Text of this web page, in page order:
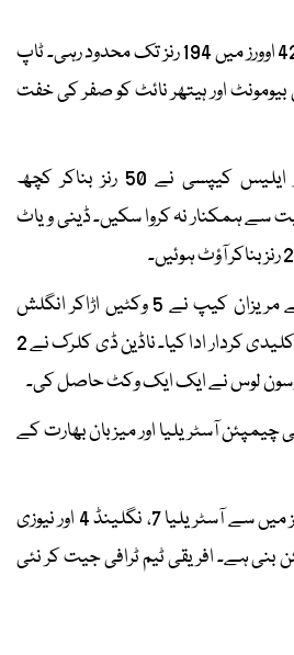
انگلینڈ کی جوابی اننگز 42.3 اوورز میں 194 رنز تک محدود رہی۔ ٹاپ
بیومونٹ اور ہیتھر نائٹ کو صفر کی خفت
نیٹ اسکویر برنٹ 64 اور ایلیس کیپسی نے 50 رنز بناکر کچھ
سے ہمکنار نہ کروا سکیں۔ ڈینی ویاٹ
جنوبی افریقا کی جانب سے مریزان کیپ نے 5 وکٹیں اڑاکر انگلش
بیٹنگ لائن کی تباہی میں کلیدی کردار ادا کیا۔ ناڈین ڈی کلرک نے 2
اور سون لوس نے ایک ایک وکٹ حاصل کی۔
چیمپئن آسٹریلیا اور میزبان بھارت کے
اب تک منعقدہ 12 ایڈیشنز میں سے آسٹریلیا 7، نگلینڈ 4 اور نیوزی
بنی ہے۔ افریقی ٹیم ٹرافی جیت کر نئی